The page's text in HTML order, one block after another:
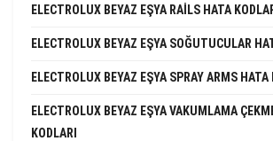
ELECTROLUX BEYAZ EŞYA RAILS HATA
ELECTROLUX BEYAZ EŞYA SOĞUTUCULAR
ELECTROLUX BEYAZ EŞYA SPRAY ARMS HATA
ELECTROLUX BEYAZ EŞYA VAKUMLAMA
KODLARI